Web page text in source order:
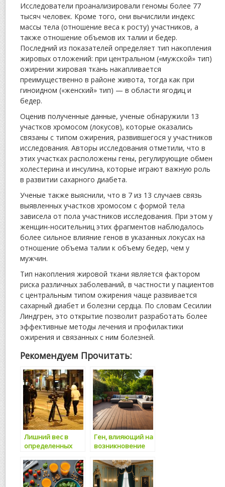
Исследователи проанализировали геномы более 77
тысяч человек. Кроме того, они вычислили индекс
массы тела (отношение веса к росту) участников, а
также отношение объемов их талии и бедер.
Последний из показателей определяет тип накопления
жировых отложений: при центральном («мужской» тип)
ожирении жировая ткань накапливается
преимущественно в районе живота, тогда как при
гиноидном («женский» тип) — в области ягодиц и
бедер.
Оценив полученные данные, ученые обнаружили 13
участков хромосом (локусов), которые оказались
связаны с типом ожирения, развившегося у участников
исследования. Авторы исследования отметили, что в
этих участках расположены гены, регулирующие обмен
холестерина и инсулина, которые играют важную роль
в развитии сахарного диабета.
Ученые также выяснили, что в 7 из 13 случаев связь
выявленных участков хромосом с формой тела
зависела от пола участников исследования. При этом у
женщин-носительниц этих фрагментов наблюдалось
более сильное влияние генов в указанных локусах на
отношение объема талии к объему бедер, чем у
мужчин.
Тип накопления жировой ткани является фактором
риска различных заболеваний, в частности у пациентов
с центральным типом ожирения чаще развивается
сахарный диабет и болезни сердца. По словам Сесилии
Линдгрен, это открытие позволит разработать более
эффективные методы лечения и профилактики
ожирения и связанных с ним болезней.
Рекомендуем Прочитать:
Лишний вес в
определенных
повышает риск
возникновения
тромбов
Ген, влияющий на
возникновение
способствует
развитию
слабоумия